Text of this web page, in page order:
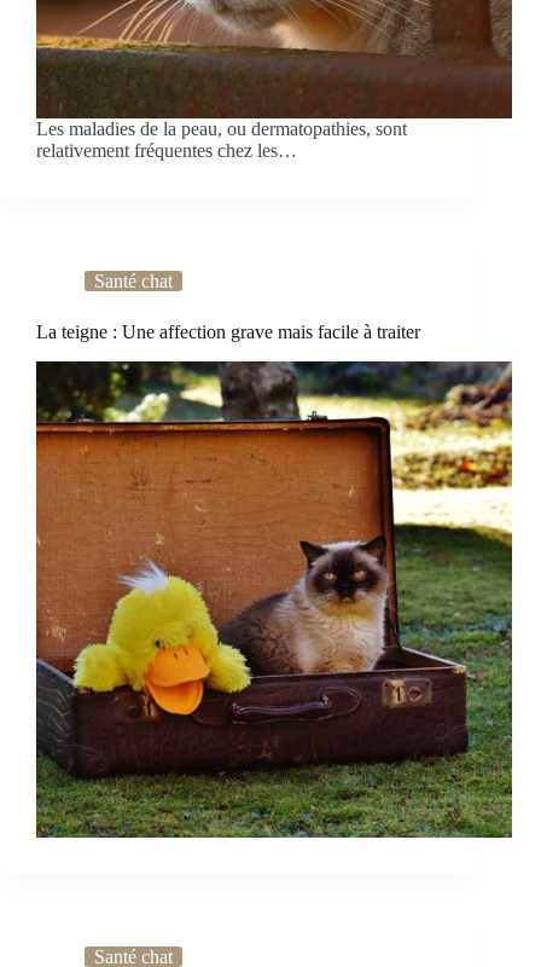
Les maladies de la peau, ou dermatopathies, sont
relativement fréquentes chez les…
Santé chat
La teigne : Une affection grave mais facile à traiter
Santé chat